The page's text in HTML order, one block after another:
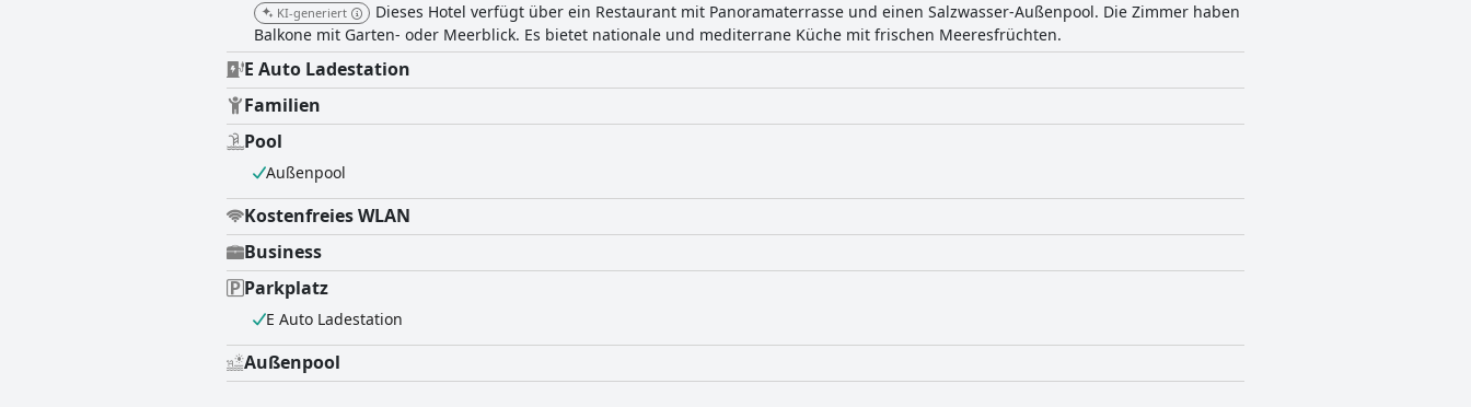
KI-generiert
Dieses Hotel verfügt über ein Restaurant mit Panoramaterrasse und einen Salzwasser-Außenpool. Die Zimmer haben
Balkone mit Garten- oder Meerblick. Es bietet nationale und mediterrane Küche mit frischen Meeresfrüchten.
E Auto Ladestation
Familien
Pool
Außenpool
Kostenfreies WLAN
Business
Parkplatz
E Auto Ladestation
Außenpool